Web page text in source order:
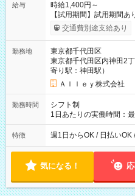
給与
時給1,400円～
【試用期間】試用期間
給与は本採用時と同じで
交通費別途支給あり
勤務地
東京都千代田区
東京都千代田区内神田2
寄り駅：神田駅）
Ａｌｌｅｙ株式会社
勤務時間
シフト制
1日あたりの実働時間：
実働時間：1-5時間 └上
能！ └平日・土曜日の中
18:00 などのように
特徴 週1日からOK / 日払いOK
気になる！